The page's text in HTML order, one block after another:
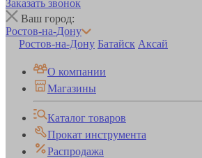
Заказать звонок
Ваш город:
Ростов-на-Дону
Ростов-на-Дону Батайск Аксай
О компании
Магазины
Каталог товаров
Прокат инструмента
Распродажа